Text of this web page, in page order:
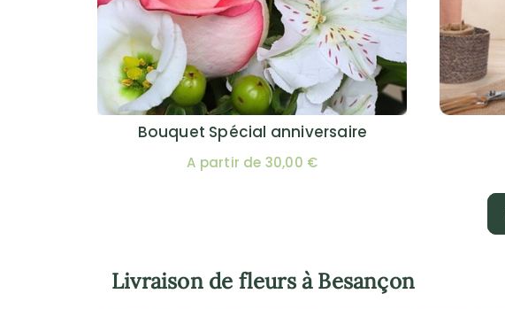
Bouquet Spécial anniversaire
A partir de 30,00 €
Livraison de fleurs à Besançon